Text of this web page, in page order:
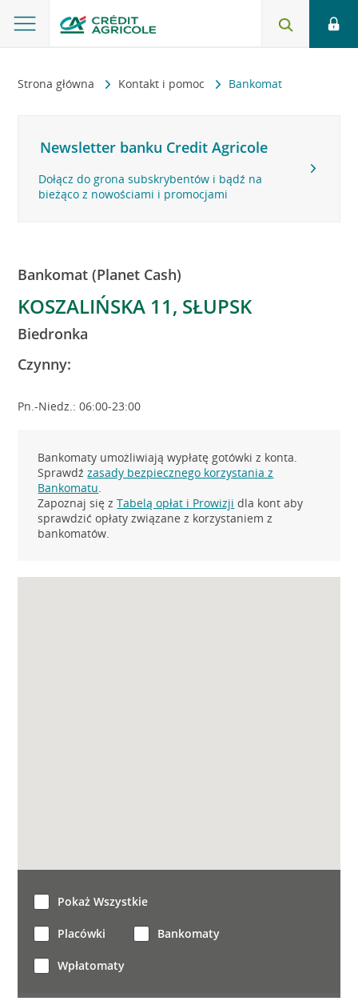
Strona główna Kontakt i pomoc Bankomat
Newsletter banku Credit Agricole
Dołącz do grona subskrybentów i bądź na
bieżąco z nowościami i promocjami
Bankomat (Planet Cash)
KOSZALIŃSKA 11, SŁUPSK
Biedronka
Czynny:
Pn.-Niedz.: 06:00-23:00
Bankomaty umożliwiają wypłatę gotówki z konta.
Sprawdźzasady bezpiecznego korzystania z
Bankomatu.
Zapoznaj się zTabelą opłat i Prowizji dla kont aby
sprawdzić opłaty związane z korzystaniem z
bankomatów.
Pokaż Wszystkie
Placówki Bankomaty
Wpłatomaty